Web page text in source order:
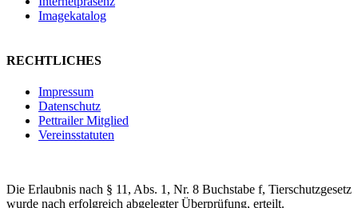
Imagekatalog
RECHTLICHES
Impressum
Datenschutz
Pettrailer Mitglied
Vereinsstatuten
Die Erlaubnis nach § 11, Abs. 1, Nr. 8 Buchstabe f, Tierschutzgesetz
wurde nach erfolgreich abgelegter Überprüfung, erteilt.